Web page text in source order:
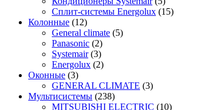
Сплит-системы Energolux (15)
Колонные (12)
General climate (5)
Panasonic (2)
Systemair (3)
Energolux (2)
Оконные (3)
GENERAL CLIMATE (3)
Мультисистемы (238)
MITSUBISHI ELECTRIC (10)